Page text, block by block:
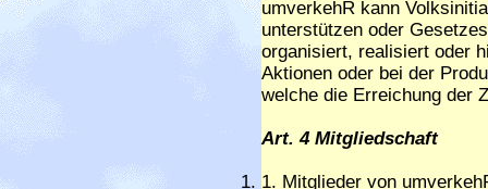
umverkehR kann
unterstützen oder
organisiert, realisiert oder
Aktionen oder bei der
welche die Erreichung der
Art. 4 Mitgliedschaft
1. Mitglieder von